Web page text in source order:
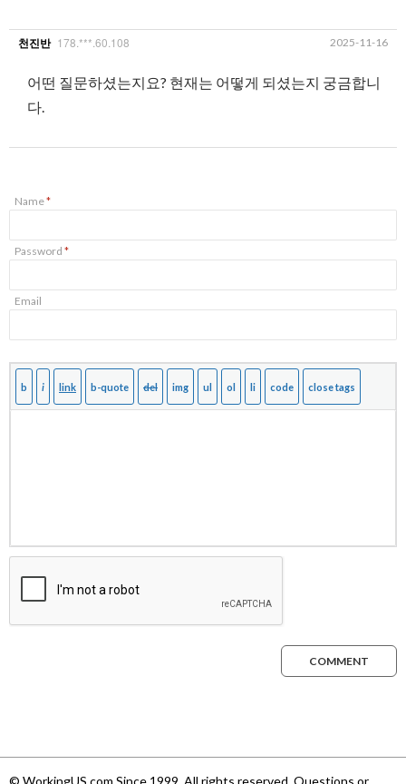
천진반 178.***.60.108 2025-11-16
어떤 질문하셨는지요? 현재는 어떻게 되셨는지 궁금합니
다.
Name*
Password *
Email
COMMENT
© WorkingUS.com Since 1999. All rights reserved. Questions or